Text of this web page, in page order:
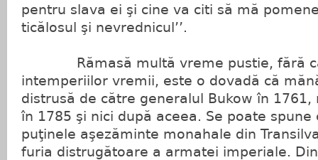
pentru slava ei şi cine va citi să mă
ticălosul şi nevrednicul’’.
Rămasă multă vreme pustie, fără
intemperiilor vremii, este o dovadă că
distrusă de către generalul Bukow în 1761,
în 1785 şi nici după aceea. Se poate
puţinele aşezăminte monahale din
furia distrugătoare a armatei imperiale.